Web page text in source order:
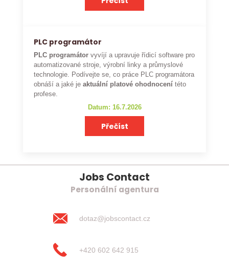
PLC programátor
PLC programátor vyvíjí a upravuje řídicí software pro
automatizované stroje, výrobní linky a průmyslové
technologie. Podívejte se, co práce PLC programátora
obnáší a jaké je aktuální platové ohodnocení této
profese.
Datum: 16.7.2026
Přečíst
Jobs Contact
Personální agentura
dotaz@jobscontact.cz
+420 602 642 915